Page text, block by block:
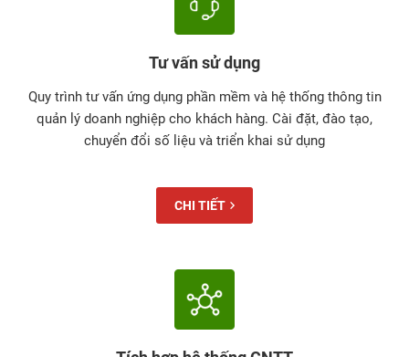
Tư vấn sử dụng
Quy trình tư vấn ứng dụng phần mềm và hệ thống thông tin
quản lý doanh nghiệp cho khách hàng. Cài đặt, đào tạo,
chuyển đổi số liệu và triển khai sử dụng
CHI TIẾT